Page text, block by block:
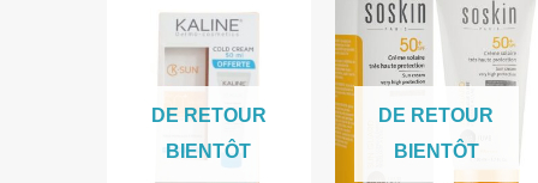
DE RETOUR
BIENTÔT
DE RETOUR
BIENTÔT